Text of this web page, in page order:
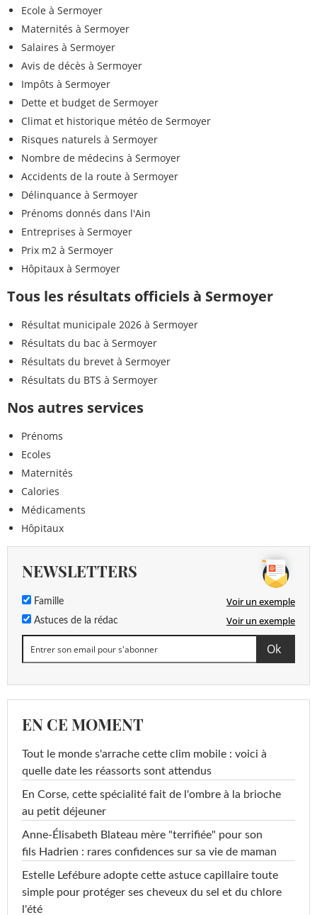
Ecole à Sermoyer
Maternités à Sermoyer
Salaires à Sermoyer
Avis de décès à Sermoyer
Impôts à Sermoyer
Dette et budget de Sermoyer
Climat et historique météo de Sermoyer
Risques naturels à Sermoyer
Nombre de médecins à Sermoyer
Accidents de la route à Sermoyer
Délinquance à Sermoyer
Prénoms donnés dans l'Ain
Entreprises à Sermoyer
Prix m2 à Sermoyer
Hôpitaux à Sermoyer
Tous les résultats officiels à Sermoyer
Résultat municipale 2026 à Sermoyer
Résultats du bac à Sermoyer
Résultats du brevet à Sermoyer
Résultats du BTS à Sermoyer
Nos autres services
Prénoms
Ecoles
Maternités
Calories
Médicaments
Hôpitaux
NEWSLETTERS
Famille Voir un exemple
Astuces de la rédac Voir un exemple
EN CE MOMENT
Tout le monde s'arrache cette clim mobile : voici à
quelle date les réassorts sont attendus
En Corse, cette spécialité fait de l'ombre à la brioche
au petit déjeuner
Anne-Élisabeth Blateau mère "terrifiée" pour son
fils Hadrien : rares confidences sur sa vie de maman
Estelle Lefébure adopte cette astuce capillaire toute
simple pour protéger ses cheveux du sel et du chlore
l'été